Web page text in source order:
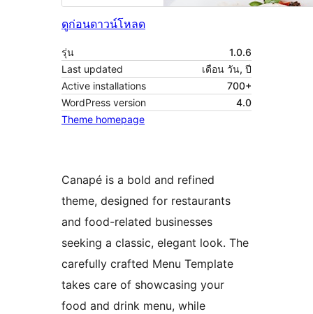
ดูก่อนดาวน์โหลด
รุ่น
1.0.6
Last updated
เดือน วัน, ปี
Active installations
700+
WordPress version
4.0
Theme homepage
Canapé is a bold and refined
theme, designed for restaurants
and food-related businesses
seeking a classic, elegant look. The
carefully crafted Menu Template
takes care of showcasing your
food and drink menu, while